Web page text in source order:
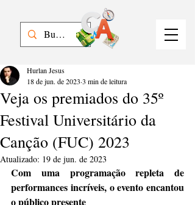
Veja os premiados do 35º
Festival Universitário da
Canção (FUC) 2023
Hurlan Jesus
18 de jun. de 2023 3 min de leitura
Atualizado: 19 de jun. de 2023
Com uma programação repleta de
performances incríveis, o evento encantou
o público presente